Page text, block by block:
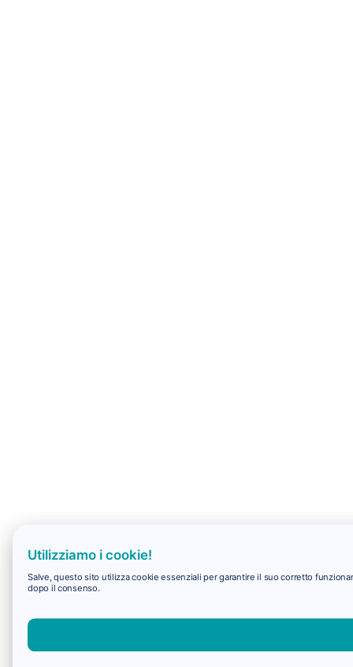
Utilizziamo i cookie!
Salve, questo sito utilizza cookie essenziali per garantire il suo corretto
dopo il consenso.